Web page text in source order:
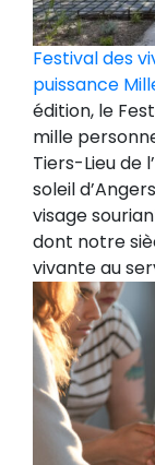
Festival des
puissance
édition, le
mille
Tiers-Lieu de
soleil
visage
dont notre
vivante au